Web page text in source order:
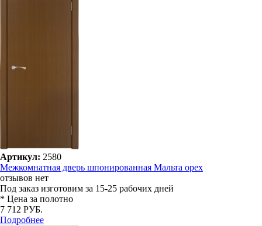
Артикул: 2580
Межкомнатная дверь шпонированная Мальта орех
отзывов нет
Под заказ изготовим за 15-25 рабочих дней
* Цена за полотно
7 712 РУБ.
Подробнее